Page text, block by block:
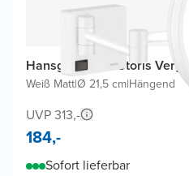
Hansgrohe AddStoris
Weiß Matt|Ø 21,5 cm|Hängend
UVP 313,-
184,-
Sofort lieferbar